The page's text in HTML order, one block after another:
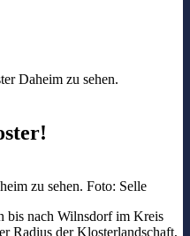
Daheim zu sehen.
zu sehen. Foto: Selle
bis nach Wilnsdorf im Kreis
Radius der Klosterlandschaft,